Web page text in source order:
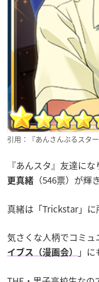
引用：『あんさんぶるスター
『あんスタ』友達に
更真緒
（546票）が輝
真緒は「Trickstar」に
気さくな人柄でコミ
イブス（漫画会）
」に